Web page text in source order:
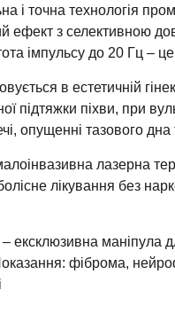
і точна технологія
ефект з селективною
імпульсу до 20 Гц –
в естетичній
підтяжки піхви, при
опущенні тазового
лазерна
лікування без
– ексклюзивна маніпула
фіброма,